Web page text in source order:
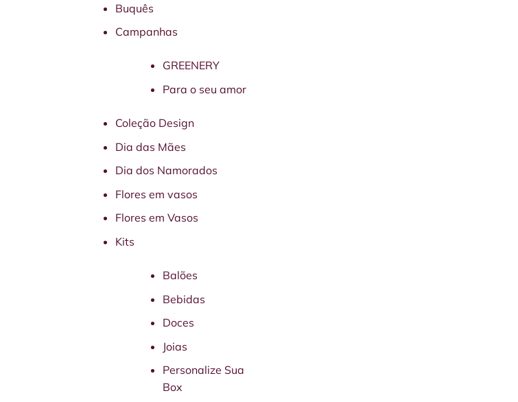
Buquês
Campanhas
GREENERY
Para o seu amor
Coleção Design
Dia das Mães
Dia dos Namorados
Flores em vasos
Flores em Vasos
Kits
Balões
Bebidas
Doces
Joias
Personalize Sua
Box